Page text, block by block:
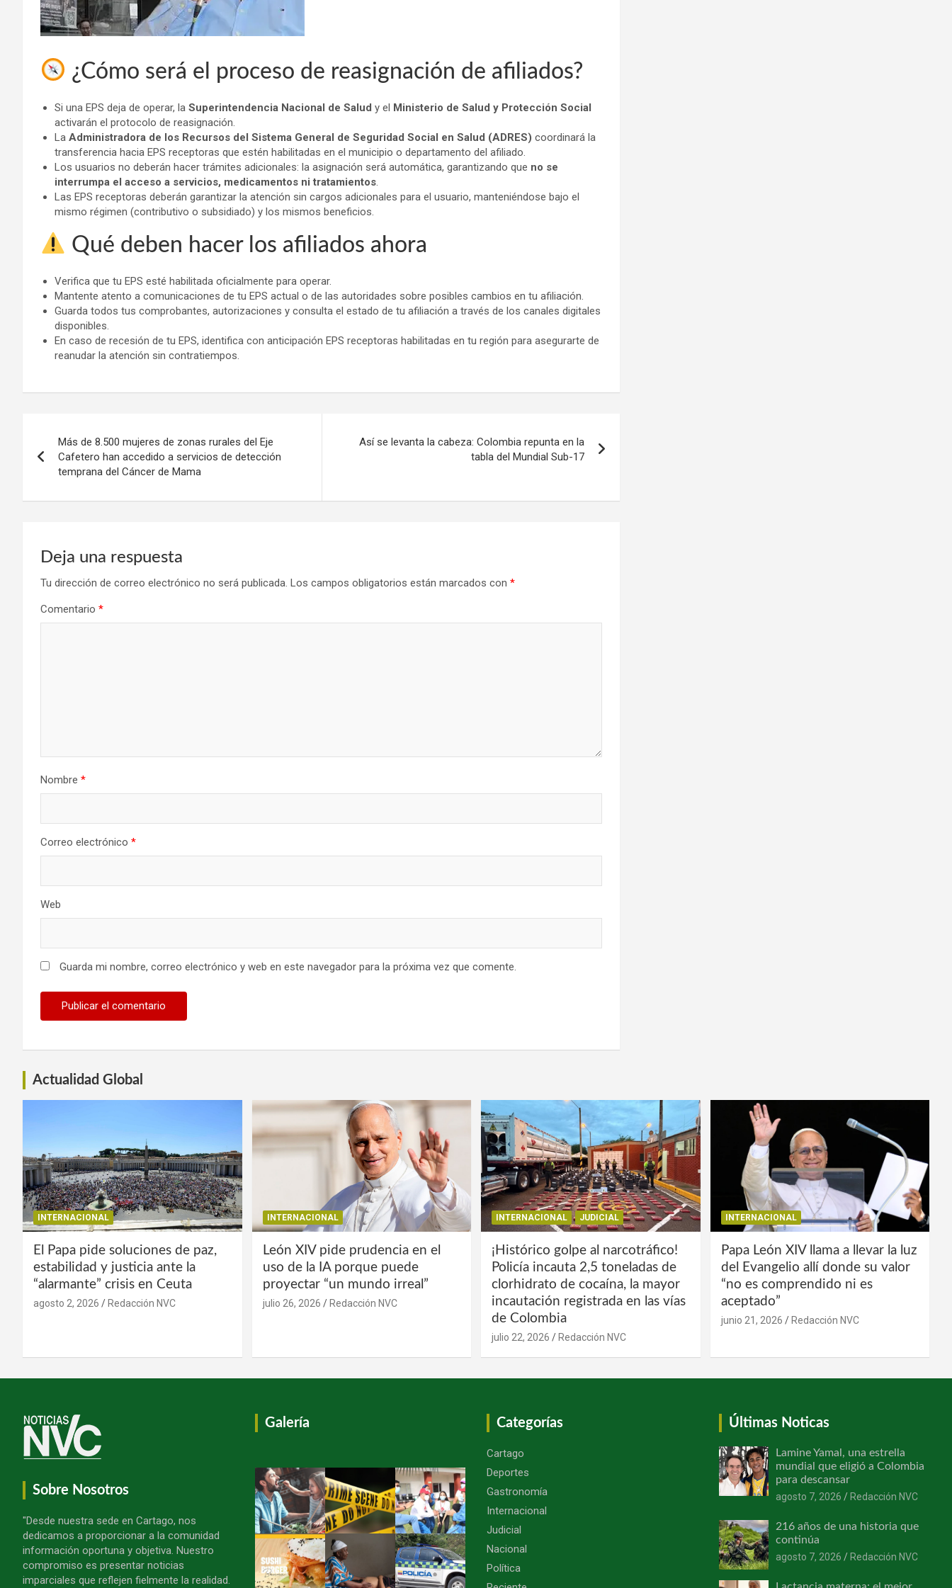
¿Cómo será el proceso de reasignación de afiliados?
Si una EPS deja de operar, la Superintendencia Nacional de Salud y el Ministerio de Salud y Protección Social
activarán el protocolo de reasignación.
La Administradora de los Recursos del Sistema General de Seguridad Social en Salud (ADRES) coordinará la
transferencia hacia EPS receptoras que estén habilitadas en el municipio o departamento del afiliado.
Los usuarios no deberán hacer trámites adicionales: la asignación será automática, garantizando que no se
interrumpa el acceso a servicios, medicamentos ni tratamientos.
Las EPS receptoras deberán garantizar la atención sin cargos adicionales para el usuario, manteniéndose bajo el
mismo régimen (contributivo o subsidiado) y los mismos beneficios.
Qué deben hacer los afiliados ahora
Verifica que tu EPS esté habilitada oficialmente para operar.
Mantente atento a comunicaciones de tu EPS actual o de las autoridades sobre posibles cambios en tu afiliación.
Guarda todos tus comprobantes, autorizaciones y consulta el estado de tu afiliación a través de los canales digitales
disponibles.
En caso de recesión de tu EPS, identifica con anticipación EPS receptoras habilitadas en tu región para asegurarte de
reanudar la atención sin contratiempos.
de
entradas
Más de 8.500 mujeres de zonas rurales del Eje
Cafetero han accedido a servicios de detección
temprana del Cáncer de Mama
Así se levanta la cabeza: Colombia repunta en la
tabla del Mundial Sub-17
Deja una respuesta
Tu dirección de correo electrónico no será publicada. Los campos obligatorios están marcados con *
Comentario *
Nombre *
Correo electrónico *
Web
Guarda mi nombre, correo electrónico y web en este navegador para la próxima vez que comente.
Actualidad Global
INTERNACIONAL
El Papa pide soluciones de paz,
estabilidad y justicia ante la
“alarmante” crisis en Ceuta
agosto 2, 2026 Redacción NVC
INTERNACIONAL
León XIV pide prudencia en el
uso de la IA porque puede
proyectar “un mundo irreal”
julio 26, 2026 Redacción NVC
INTERNACIONAL JUDICIAL
¡Histórico golpe al narcotráfico!
Policía incauta 2,5 toneladas de
clorhidrato de cocaína, la mayor
incautación registrada en las vías
de Colombia
julio 22, 2026 Redacción NVC
INTERNACIONAL
Papa León XIV llama a llevar la luz
del Evangelio allí donde su valor
“no es comprendido ni es
aceptado”
junio 21, 2026 Redacción NVC
Sobre Nosotros
"Desde nuestra sede en Cartago, nos
dedicamos a proporcionar a la comunidad
información oportuna y objetiva. Nuestro
compromiso es presentar noticias
imparciales que reflejen fielmente la realidad.
Galería Categorías
Cartago
Deportes
Gastronomía
Internacional
Judicial
Nacional
Política
Últimas Noticas
Lamine Yamal, una estrella
mundial que eligió a Colombia
para descansar
agosto 7, 2026
Redacción NVC
216 años de una historia que
continúa
agosto 7, 2026
Redacción NVC